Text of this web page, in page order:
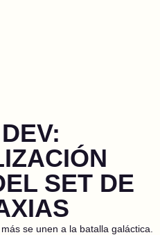
SET DE
se unen a la batalla galáctica.